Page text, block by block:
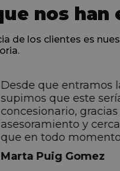
nos han
de los clientes es
Desde que entramos
supimos que este
concesionario, gracias
asesoramiento y
que en todo
informando de forma
todos los pasos que
Marta Puig Gomez